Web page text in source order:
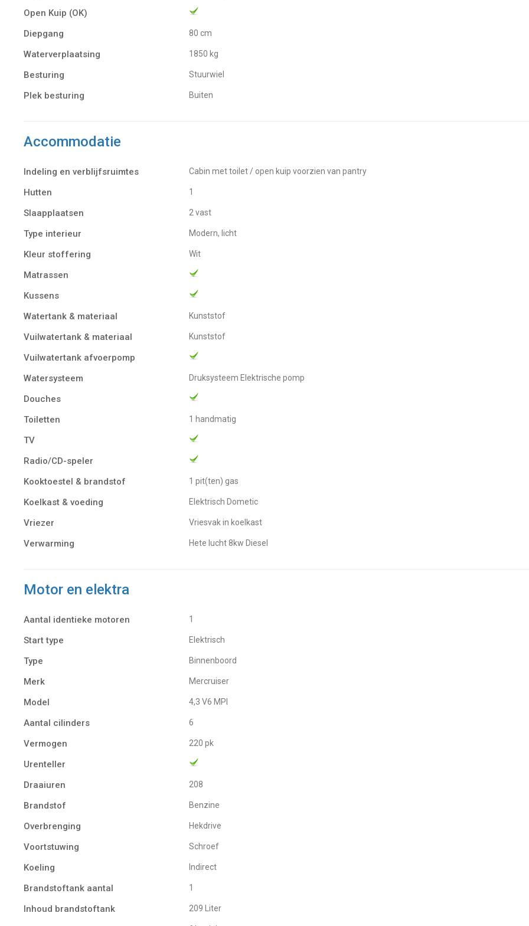
Open Kuip (OK)
Diepgang
80 cm
Waterverplaatsing 1850 kg
Besturing Stuurwiel
Plek besturing buiten
Accommodatie
Indeling en verblijfsruimtes cabin met toilet / open kuip voorzien van pantry
Hutten 1
Slaapplaatsen 2 vast
Type interieur Modern, licht
Kleur stoffering Wit
Matrassen
Kussens
Watertank & materiaal
Kunststof
Vuilwatertank & materiaal Kunststof
Vuilwatertank afvoerpomp
Watersysteem
Druksysteem Elektrische pomp
Douches
Toiletten
1 handmatig
TV
Radio/CD-speler
Kooktoestel & brandstof
1 pit(ten) gas
Koelkast & voeding Elektrisch Dometic
Vriezer Vriesvak in koelkast
Verwarming Hete lucht 8kw Diesel
Motor en elektra
Aantal identieke motoren 1
Start type Elektrisch
Type Binnenboord
Merk Mercruiser
Model 4,3 V6 MPI
Aantal cilinders 6
Vermogen 220 pk
Urenteller
Draaiuren
208
Brandstof Benzine
Overbrenging Hekdrive
Voortstuwing schroef
Koeling indirect
Brandstoftank aantal 1
Inhoud brandstoftank 209 Liter